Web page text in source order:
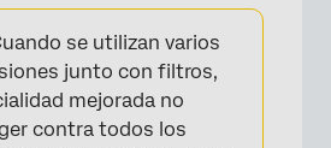
se utilizan varios
junto con filtros,
mejorada no
contra todos los